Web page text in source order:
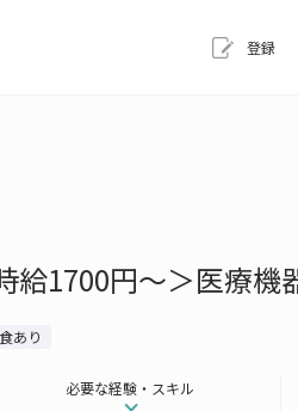
登録
1700円～＞医療機
あり
必要な経験・スキル